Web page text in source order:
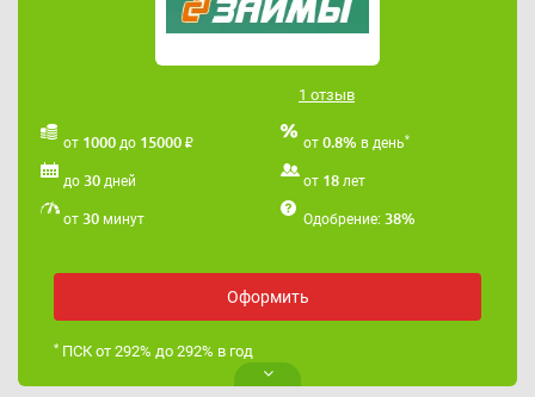
1 отзыв
от 1000 до 15000 ₽ от 0.8% в день*
до 30 дней от 18 лет
от 30 минут Одобрение: 38%
Оформить
*ПСК от 292% до 292% в год